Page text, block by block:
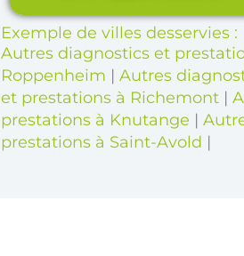
Exemple de villes desservies :
Autres diagnostics et
Roppenheim |Autres
et prestations à Richemont |
prestations à Knutange |
prestations à Saint-Avold |